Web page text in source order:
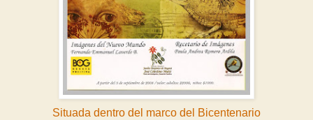
Situada dentro del marco del Bicentenario